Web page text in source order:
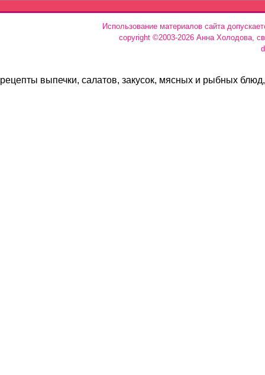
Использование материалов сайта
copyright ©2003-2026 Анна Холодова,
рецепты выпечки, салатов, закусок, мясных и рыбных